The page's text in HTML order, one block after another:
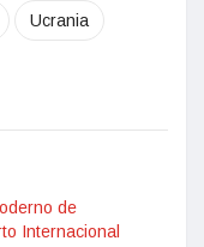
Ucrania
de
Internacional